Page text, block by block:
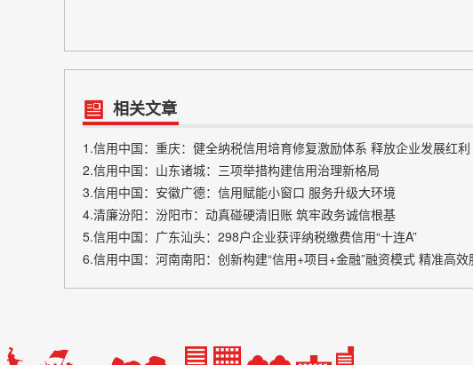
相关文章
1.信用中国：重庆：健全纳税信用培育修复激励体系 释放企业发展红利
2.信用中国：山东诸城：三项举措构建信用治理新格局
3.信用中国：安徽广德：信用赋能小窗口 服务升级大环境
4.清廉汾阳：汾阳市：动真碰硬清旧账 筑牢政务诚信根基
5.信用中国：广东汕头：298户企业获评纳税缴费信用“十连A”
6.信用中国：河南南阳：创新构建“信用+项目+金融”融资模式 精准高